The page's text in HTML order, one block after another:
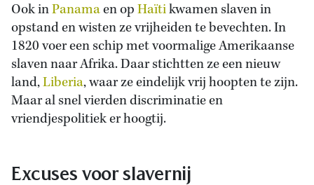
Ook inPanamaen opHaïtikwamen slaven in
opstand en wisten ze vrijheiden te bevechten. In
1820 voer een schip met voormalige Amerikaanse
slaven naar Afrika. Daar stichtten ze een nieuw
land,Liberia, waar ze eindelijk vrij hoopten te zijn.
Maar al snel vierden discriminatie en
vriendjespolitiek er hoogtij.
Excuses voor slavernij